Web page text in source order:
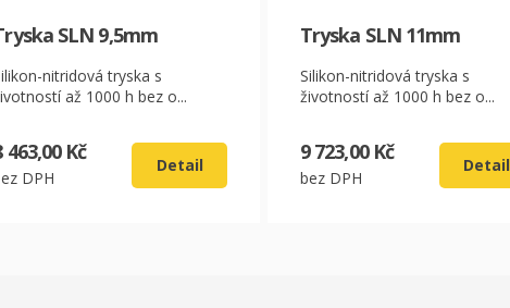
SLN 9,5mm
nitridová tryska s
až 1000 h bez o...
463,00 Kč
DPH
Detail
Tryska SLN 11mm
Silikon-nitridová tryska s
životností až 1000 h bez o...
9 723,00 Kč
bez DPH
Detail